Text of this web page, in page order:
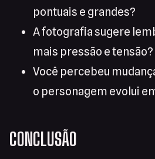
pontuais e grandes?
A fotografia sugere
mais pressão e tensão?
Você percebeu
o personagem evolui
CONCLUSÃO